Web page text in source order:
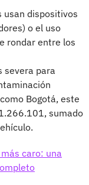
usan dispositivos
o el uso
rondar entre los
severa para
Bogotá, este
sumado
caro: una